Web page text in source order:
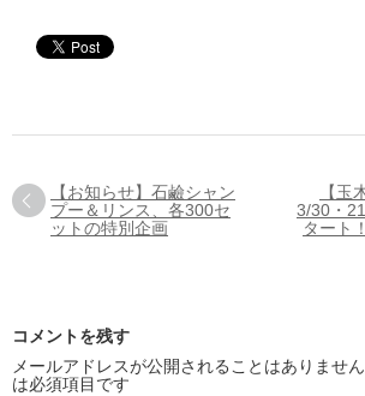
【お知らせ】石鹼シャン
プー＆リンス、各300セ
ットの特別企画
【玉
3/30・
タート
コメントを残す
メールアドレスが公開されることはありません
は必須項目です